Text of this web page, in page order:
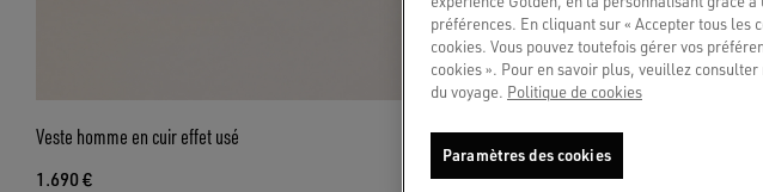
Veste homme en cuir effet usé
1.690 €
Veste en jean homme au délavage moyen
530 €
préférences. En cliquant sur « Accepter tous les
cookies. Vous pouvez toutefois gérer vos
cookies ». Pour en savoir plus, veuillez
du voyage. Politique de cookies
Paramètres des cookies